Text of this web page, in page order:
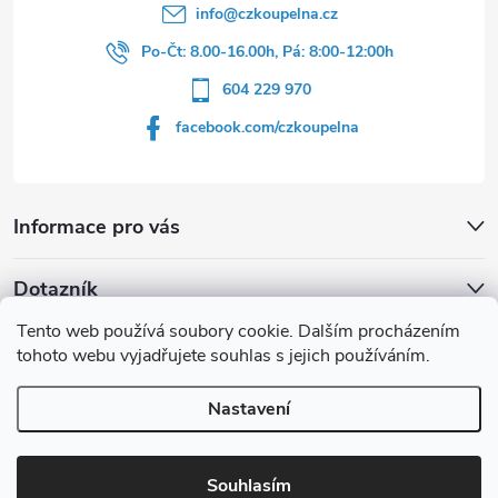
Tento web používá soubory cookie. Dalším procházením
tohoto webu vyjadřujete souhlas s jejich používáním.
Nastavení
Souhlasím
Informace pro vás
info@czkoupelna.cz
Po-Čt: 8.00-16.00h, Pá: 8:00-12:00h
604 229 970
facebook.com/czkoupelna
Dotazník
Líbí se vám u sprchového koutu rám barvě
Počet hlasů:149
Copyright 2026czkoupelna.cz. Všechna práva vyhrazena.